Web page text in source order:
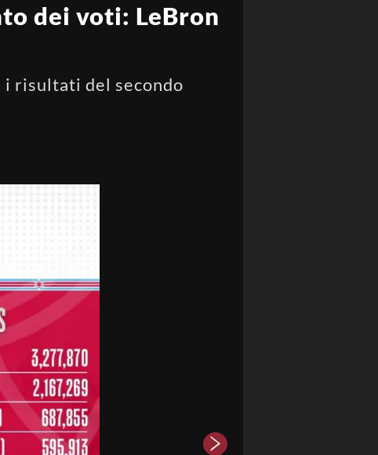
dei voti: LeBron
i risultati del secondo